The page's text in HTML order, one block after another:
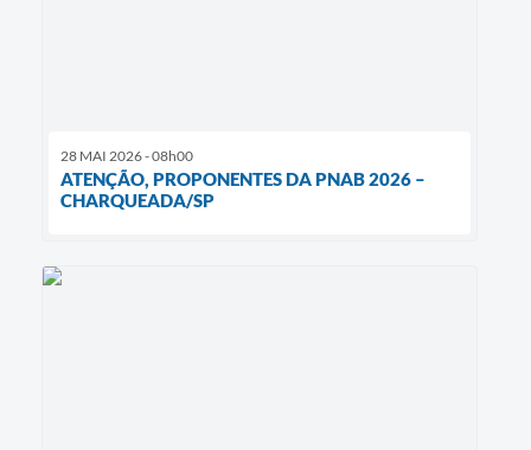
28 MAI 2026 - 08h00
ATENÇÃO, PROPONENTES DA PNAB 2026 –
CHARQUEADA/SP